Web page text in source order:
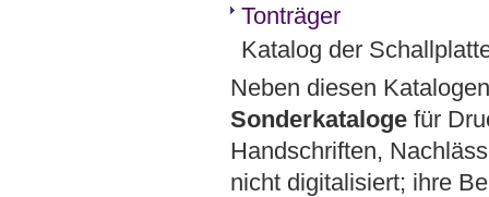
Tonträger
Katalog der
Neben diesen
Sonderkatalogefür
Handschriften,
nicht digitalisiert; ihre